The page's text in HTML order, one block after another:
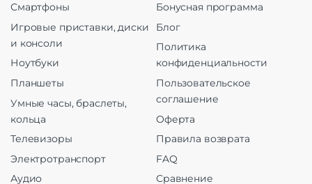
Смартфоны
Игровые приставки, диски
и консоли
Ноутбуки
Планшеты
Умные часы, браслеты,
кольца
Телевизоры
Электротранспорт
Аудио
Бонусная программа
Блог
Политика
конфиденциальности
Пользовательское
соглашение
Оферта
Правила возврата
FAQ
Сравнение